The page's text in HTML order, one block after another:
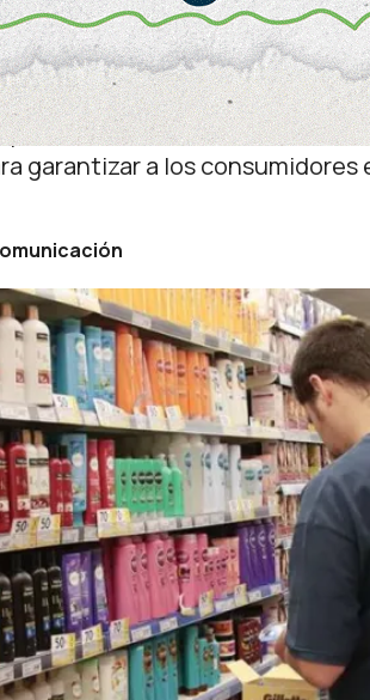
deberán
actualizados
en la canasta
garantizar a los